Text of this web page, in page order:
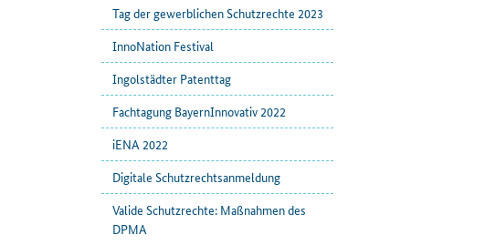
Tag der gewerblichen Schutzrechte 2023
InnoNation Festival
Ingolstädter Patenttag
Fachtagung BayernInnovativ 2022
iENA 2022
Digitale Schutzrechtsanmeldung
Valide Schutzrechte: Maßnahmen des
DPMA